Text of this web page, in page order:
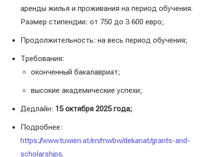
аренды жилья и проживания на период обучения.
Размер стипендии: от 750 до 3 600 евро;
Продолжительность: на весь период обучения;
Требования:
оконченный бакалавриат;
высокие академические успехи;
Дедлайн: 15 октября 2025 года;
Подробнее:
https://www.tuwien.at/en/mwbw/dekanat/grants-and-
scholarships.